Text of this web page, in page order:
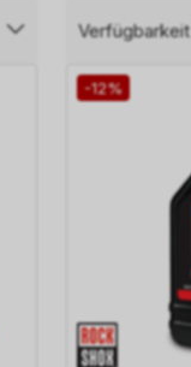
Verfügbarkeit
-12%